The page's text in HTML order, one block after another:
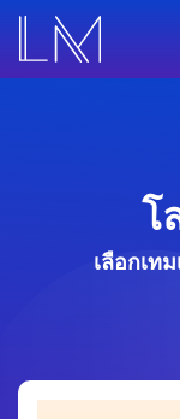
โ
เลือกเท